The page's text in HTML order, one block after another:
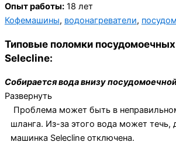
Опыт работы: 18 лет
Кофемашины, водонагреватели,
Типовые поломки
Selecline:
Собирается вода внизу
Развернуть
Проблема может быть в
шланга. Из-за этого вода может течь,
машинка Selecline отключена.